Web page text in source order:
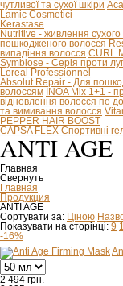
чутливої та сухої шкіри
Lamic Cosmetici
Kerastase
Nutritive - живлення сухого
пошкодженого волосся
випадіння волосся CURL
Symbiose - Серія проти
Loreal Professionnel
Absolut Repair - Для
волоссям INOA Mix 1+1 -
відновлення волосся по
та вимивання волосся
PEPPER HAIR BOOST
CAPSA FLEX Спортивні
ANTI AGE
Главная
Свернуть
Главная
Продукция
ANTI AGE
Сортувати за: Ціною
Показувати на сторінці: 9
-16%
2 494 грн.